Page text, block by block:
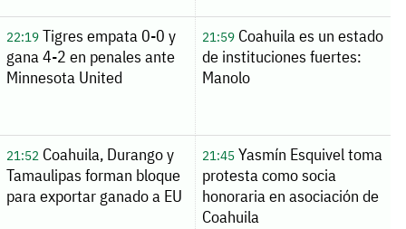
22:19Tigres empata 0-0 y
gana 4-2 en penales ante
Minnesota United
21:59Coahuila es un estado
de instituciones fuertes:
Manolo
21:52Coahuila, Durango y
Tamaulipas forman bloque
para exportar ganado a EU
21:45Yasmín Esquivel toma
protesta como socia
honoraria en asociación de
Coahuila